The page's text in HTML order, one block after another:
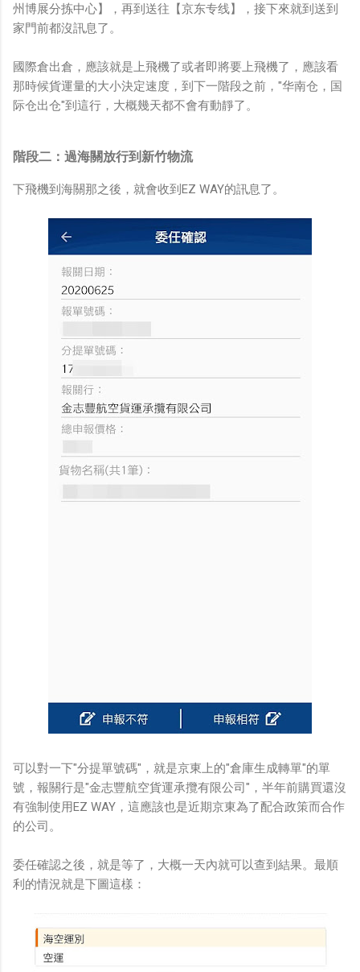
州博展分拣中心】，再到送往【京东专线】，接下來就到送到
家門前都沒訊息了。
國際倉出倉，應該就是上飛機了或者即將要上飛機了，應該看
那時候貨運量的大小決定速度，到下一階段之前，"华南仓，国
际仓出仓"到這行，大概幾天都不會有動靜了。
階段二：過海關放行到新竹物流
下飛機到海關那之後，就會收到EZ WAY的訊息了。
可以對一下"分提單號碼"，就是京東上的"倉庫生成轉單"的單
號，報關行是"金志豐航空貨運承攬有限公司"，半年前購買還沒
有強制使用EZ WAY，這應該也是近期京東為了配合政策而合作
的公司。
委任確認之後，就是等了，大概一天內就可以查到結果。最順
利的情況就是下圖這樣：